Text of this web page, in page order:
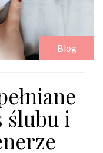
Blog
ślubu i